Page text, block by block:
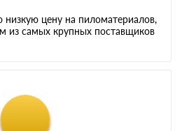
цену на пиломатериалов,
из самых крупных поставщиков